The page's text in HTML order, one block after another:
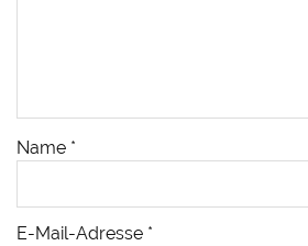
Name *
E-Mail-Adresse *